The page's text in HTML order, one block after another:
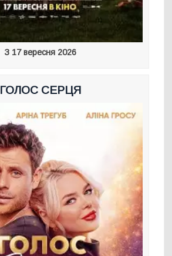
З 17 вересня 2026
ГОЛОС СЕРЦЯ